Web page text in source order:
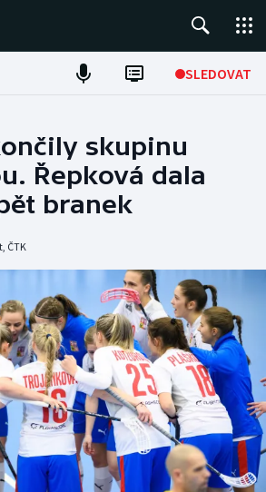
SLEDOVAT
skupinu
Řepková dala
branek
, ČTK